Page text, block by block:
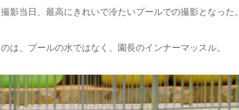
影当日、最高にきれいで冷たいプールでの撮影となった。
は、プールの水ではなく、園長のインナーマッスル。